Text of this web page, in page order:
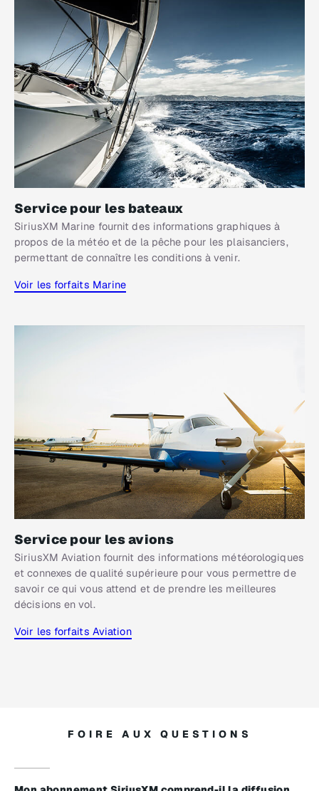
Service pour les bateaux
SiriusXM Marine fournit des informations graphiques à
propos de la météo et de la pêche pour les plaisanciers,
permettant de connaître les conditions à venir.
Voir les forfaits Marine
Service pour les avions
SiriusXM Aviation fournit des informations météorologiques
et connexes de qualité supérieure pour vous permettre de
savoir ce qui vous attend et de prendre les meilleures
décisions en vol.
Voir les forfaits Aviation
FOIRE AUX QUESTIONS